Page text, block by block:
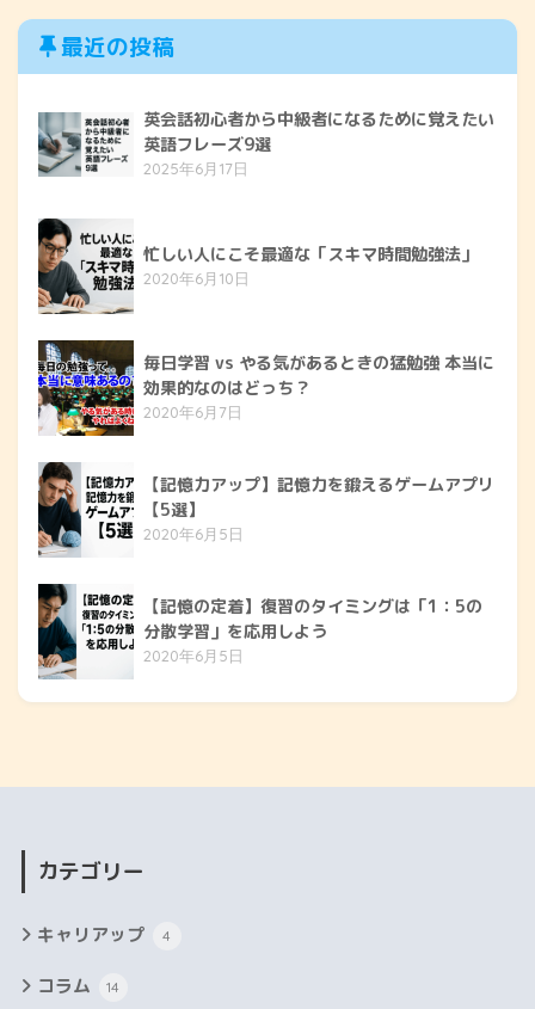
最近の投稿
英会話初心者から中級者になるために覚えたい
英語フレーズ9選
2025年6月17日
忙しい人にこそ最適な「スキマ時間勉強法」
2020年6月10日
毎日学習 vs やる気があるときの猛勉強 本当に
効果的なのはどっち？
2020年6月7日
【記憶力アップ】記憶力を鍛えるゲームアプリ
【5選】
2020年6月5日
【記憶の定着】復習のタイミングは「1：5の
分散学習」を応用しよう
2020年6月5日
カテゴリー
キャリアップ 4
コラム 14